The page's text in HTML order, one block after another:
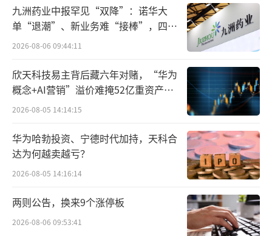
这次优时比卖出的五款药物基本都是老品
种，面临着多个国内仿制药企的围剿。在集采
的压力下，它们给优时比带来的想象空间越发
有限。例如左乙拉西坦是2006年在中国上市
的，是癫痫治疗领域的重磅用药，2009年专利
到期后，国内陆续有企业仿制，但原研药地位
并未被撼动，2018年市场份额仍高达97%。
2020年，左乙拉西坦被纳入第三批集采，
优时比降价75%，以每瓶85元的价格中标，但
没能抵挡住随后的市场份额快速下降，2022年
上半年降至41%。
九洲药业中报罕见“双降”：诺华大
单“退潮”、新业务难“接棒”，四大
难关待闯
2026-08-06 09:44:11
欣天科技易主背后藏六年对赌，“华为
概念+AI营销”溢价难掩52亿重资产考
验
2026-08-05 14:14:15
华为哈勃投资、宁德时代加持，天科合
达为何越卖越亏？
2026-08-05 14:16:14
两则公告，换来9个涨停板
2026-08-06 09:53:41